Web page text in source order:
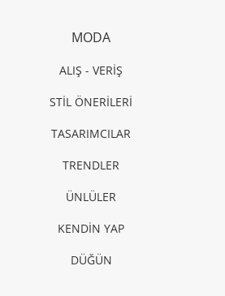
MODA
ALIŞ - VERİŞ
STİL ÖNERİLERİ
TASARIMCILAR
TRENDLER
ÜNLÜLER
KENDİN YAP
DÜĞÜN